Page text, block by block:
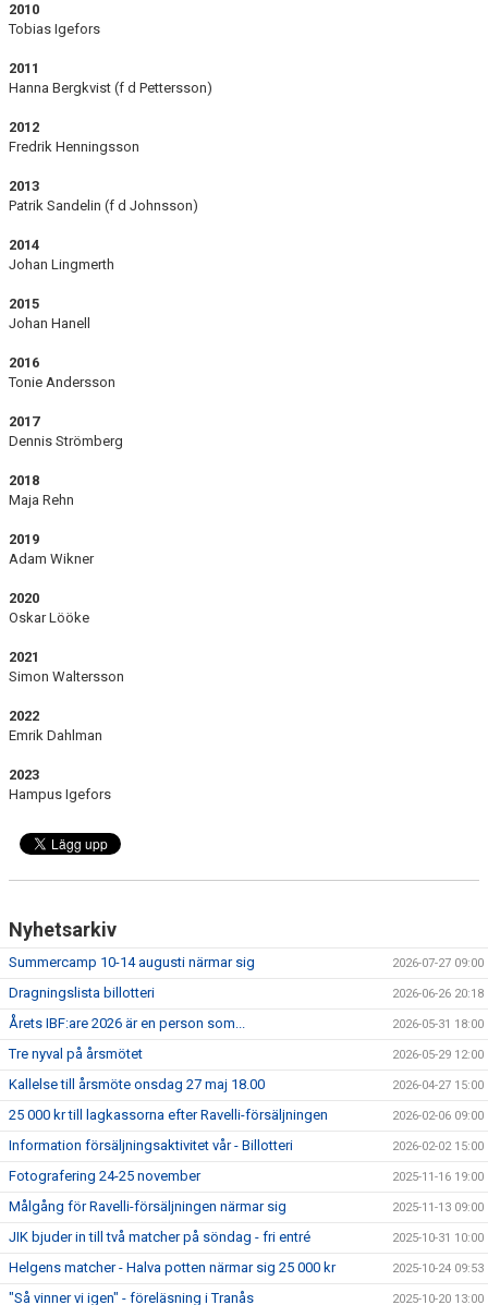
2010
Tobias Igefors
2011
Hanna Bergkvist (f d Pettersson)
2012
Fredrik Henningsson
2013
Patrik Sandelin (f d Johnsson)
2014
Johan Lingmerth
2015
Johan Hanell
2016
Tonie Andersson
2017
Dennis Strömberg
2018
Maja Rehn
2019
Adam Wikner
2020
Oskar Lööke
2021
Simon Waltersson
2022
Emrik Dahlman
2023
Hampus Igefors
Nyhetsarkiv
Summercamp 10-14 augusti närmar sig 2026-07-27 09:00
Dragningslista billotteri 2026-06-26 20:18
Årets IBF:are 2026 är en person som... 2026-05-31 18:00
Tre nyval på årsmötet 2026-05-29 12:00
Kallelse till årsmöte onsdag 27 maj 18.00 2026-04-27 15:00
25 000 kr till lagkassorna efter Ravelli-försäljningen 2026-02-06 09:00
Information försäljningsaktivitet vår - Billotteri 2026-02-02 15:00
Fotografering 24-25 november 2025-11-16 19:00
Målgång för Ravelli-försäljningen närmar sig 2025-11-13 09:00
JIK bjuder in till två matcher på söndag - fri entré 2025-10-31 10:00
Helgens matcher - Halva potten närmar sig 25 000 kr 2025-10-24 09:53
"Så vinner vi igen" - föreläsning i Tranås 2025-10-20 13:00